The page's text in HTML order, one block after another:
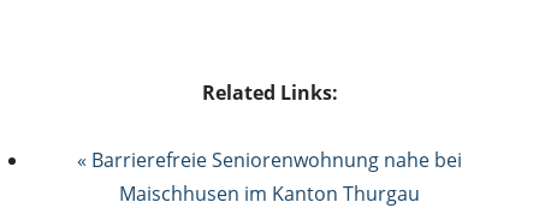
Related Links:
« Barrierefreie Seniorenwohnung nahe bei
Maischhusen im Kanton Thurgau